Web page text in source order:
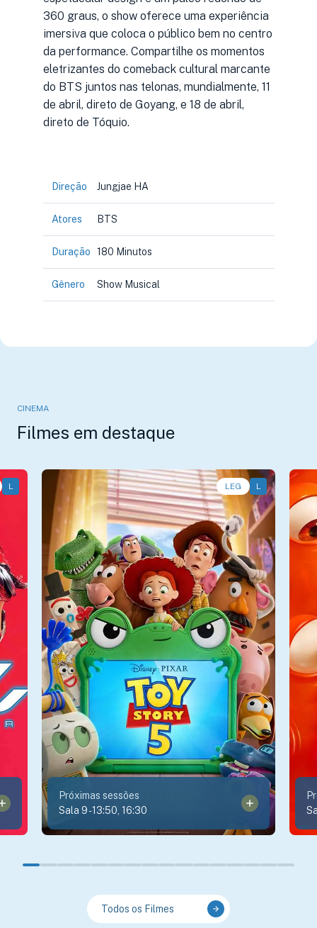
360 graus, o show oferece uma experiência
imersiva que coloca o público bem no centro
da performance. Compartilhe os momentos
eletrizantes do comeback cultural marcante
do BTS juntos nas telonas, mundialmente, 11
de abril, direto de Goyang, e 18 de abril,
direto de Tóquio.
Direção Jungjae HA
Atores BTS
Duração 180 Minutos
Gênero Show Musical
CINEMA
Filmes em destaque
L LEG L
Animação, Aventura, Comédia • • 1h40
Próximas sessões
Sala 9-13:50, 16:30
Todos os Filmes